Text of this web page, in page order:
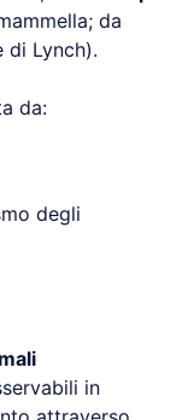
da
di Lynch).
da:
degli
in